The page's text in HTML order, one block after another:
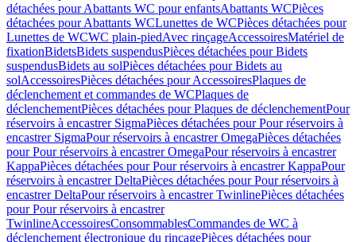
détachées pour Abattants WC pour enfantsAbattants WCPièces
détachées pour Abattants WCLunettes de WCPièces détachées pour
Lunettes de WCWC plain-piedAvec rinçageAccessoiresMatériel de
fixationBidetsBidets suspendusPièces détachées pour Bidets
suspendusBidets au solPièces détachées pour Bidets au
solAccessoiresPièces détachées pour AccessoiresPlaques de
déclenchement et commandes de WCPlaques de
déclenchementPièces détachées pour Plaques de déclenchementPour
réservoirs à encastrer SigmaPièces détachées pour Pour réservoirs à
encastrer SigmaPour réservoirs à encastrer OmegaPièces détachées
pour Pour réservoirs à encastrer OmegaPour réservoirs à encastrer
KappaPièces détachées pour Pour réservoirs à encastrer KappaPour
réservoirs à encastrer DeltaPièces détachées pour Pour réservoirs à
encastrer DeltaPour réservoirs à encastrer TwinlinePièces détachées
pour Pour réservoirs à encastrer
TwinlineAccessoiresConsommablesCommandes de WC à
déclenchement électronique du rinçagePièces détachées pour